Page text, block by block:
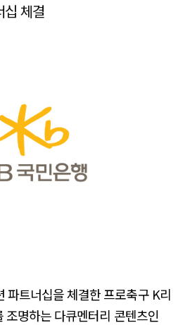
십 체결
파트너십을 체결한 프로축구 K리
조명하는 다큐멘터리 콘텐츠인